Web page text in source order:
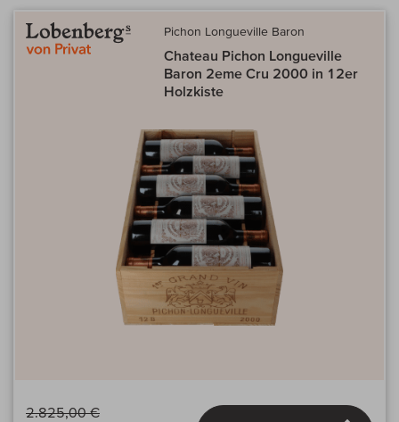
Pichon Longueville Baron
Chateau Pichon Longueville
Baron 2eme Cru 2000 in 12er
Holzkiste
2.825,00 €